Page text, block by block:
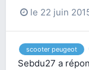
le 22 juin
scooter peugeot
Sebdu27 a